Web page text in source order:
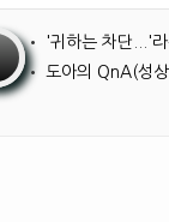
• '귀하는 차단...'
• 도아의 QnA(성